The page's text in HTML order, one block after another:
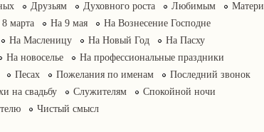
Друзьям Духовного роста Любимым
Матери
марта На 9 мая
На Вознесение Господне
На Масленицу На Новый Год
На Пасху
На новоселье
На профессиональные праздники
Песах Пожелания по именам
Последний звонок
на свадьбу Служителям
Спокойной ночи
Чистый смысл